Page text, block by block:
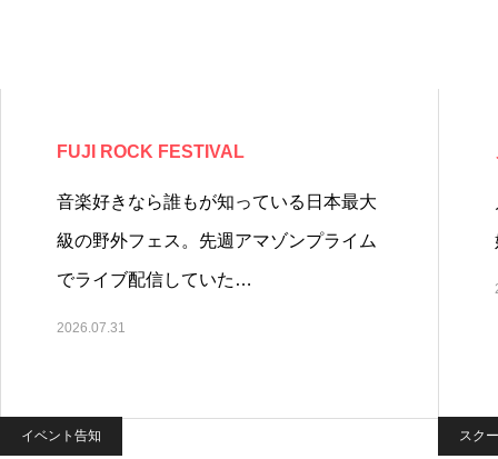
FUJI ROCK FESTIVAL
音楽好きなら誰もが知っている日本最大
級の野外フェス。先週アマゾンプライム
でライブ配信していた…
2026.07.31
イベント告知 スク